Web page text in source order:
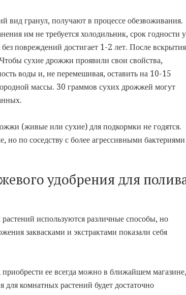
гранул, получают в процессе обезвоживания.
им не требуется холодильник, срок годности у
повреждений достигает 1-2 лет. После вскрытия
сухие дрожжи проявили свои свойства,
воды и, не перемешивая, оставить на 10-15
массы. 30 граммов сухих дрожжей могут
(живые или сухие) для подкормки не годятся.
но по соседству с более агрессивными бактериями
удобрения для
используются различные способы, но
заквасками и экстрактами показали себя
ее всегда можно в ближайшем
для комнатных растений будет достаточно